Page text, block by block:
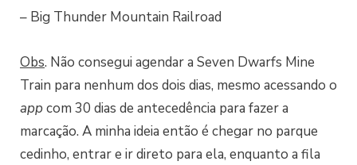
– Big Thunder Mountain Railroad
Obs. Não consegui agendar a Seven Dwarfs Mine
Train para nenhum dos dois dias, mesmo acessando o
appcom 30 dias de antecedência para fazer a
marcação. A minha ideia então é chegar no parque
cedinho, entrar e ir direto para ela, enquanto a fila